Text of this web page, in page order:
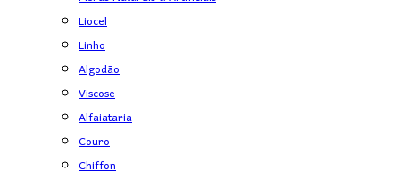
Liocel
Linho
Algodão
Viscose
Alfaiataria
Couro
Chiffon